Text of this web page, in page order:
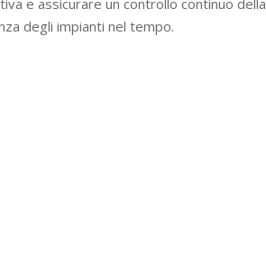
e assicurare un controllo continuo della
degli impianti nel tempo.